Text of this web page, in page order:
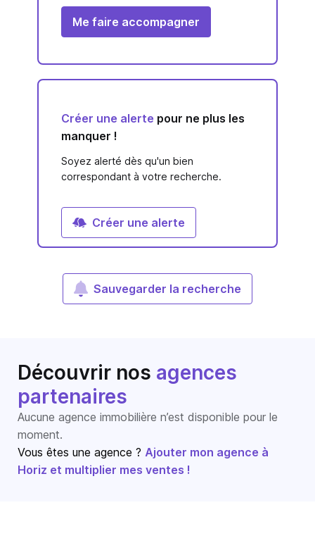
Me faire accompagner
Créer une alerte pour ne plus les
manquer !
Soyez alerté dès qu'un bien
correspondant à votre recherche.
Créer une alerte
Sauvegarder la recherche
Découvrir nos agences
partenaires
Aucune agence immobilière n’est disponible pour le
moment.
Vous êtes une agence ? Ajouter mon agence à
Horiz et multiplier mes ventes !